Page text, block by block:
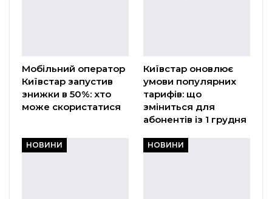
Мобільний оператор
Київстар запустив
знижки в 50%: хто
може скористатися
Київстар оновлює
умови популярних
тарифів: що
зміниться для
абонентів із 1 грудня
НОВИНИ НОВИНИ